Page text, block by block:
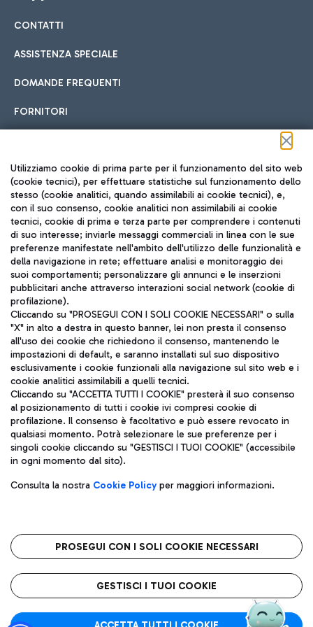
Cucina Internazionale
Fast Food
Pizza
Gelateria
Wine Bar & Sparkling
Hotel in aeroporto
Scegli l'alloggio più adatto e approfitta della vicinanza
all'aeroporto.
Car sharing
Con il Car Sharing è ancora più facile spostarsi
Treno
Raggiungi velocemente l'aeroporto di Fiumicino da Roma
tramite i servizi ferroviari Trenitalia.
Autobus
Scopri le linee di autobus per raggiungere l'aeroporto
Leonardo Da Vinci.
Raggiungi l’aeroporto senza pensieri con il servizio di taxi a
Ristoranti
Scopri la nostra offerta per una pausa gustosa in aeroporto
Mappa Aeroporto Fiumicino
CONTATTI
ASSISTENZA SPECIALE
DOMANDE FREQUENTI
FORNITORI
Seguici sui social
TRAVEL JOURNAL
ITA
Aeroporti di Roma S.p.A. - Società soggetta a direzione e
coordinamento di Mundys S.p.A.
Codice fiscale e Registro delle Imprese di Roma 13032990155 P.
IVA 06572251004
Capitale sociale 62.224.743,00 int. vers.
Sede legale: Via Pier Paolo Racchetti 1 - 00054 Fiumicino (RM)
telefono +39 06 65951
Privacy policy
Note legali
Roma FCO
L'aeroporto stellato
Utilizziamo cookie di prima parte per il funzionamento del sito web
(cookie tecnici), per effettuare statistiche sul funzionamento dello
stesso (cookie analitici, quando assimilabili ai cookie tecnici), e,
con il suo consenso, cookie analitici non assimilabili ai cookie
tecnici, cookie di prima e terza parte per comprendere i contenuti
di suo interesse; inviarle messaggi commerciali in linea con le sue
preferenze manifestate nell'ambito dell'utilizzo delle funzionalità e
della navigazione in rete; effettuare analisi e monitoraggio dei
suoi comportamenti; personalizzare gli annunci e le inserzioni
pubblicitari anche attraverso interazioni social network (cookie di
profilazione).
Cliccando su "PROSEGUI CON I SOLI COOKIE NECESSARI" o sulla
"X" in alto a destra in questo banner, lei non presta il consenso
all'uso dei cookie che richiedono il consenso, mantenendo le
impostazioni di default, e saranno installati sul suo dispositivo
esclusivamente i cookie funzionali alla navigazione sul sito web e i
cookie analitici assimilabili a quelli tecnici.
Cliccando su "ACCETTA TUTTI I COOKIE" presterà il suo consenso
al posizionamento di tutti i cookie ivi compresi cookie di
profilazione. Il consenso è facoltativo e può essere revocato in
qualsiasi momento. Potrà selezionare le sue preferenze per i
singoli cookie cliccando su "GESTISCI I TUOI COOKIE" (accessibile
in ogni momento dal sito).
Consulta la nostra Cookie Policyper maggiori informazioni.
PROSEGUI CON I SOLI COOKIE NECESSARI
GESTISCI I TUOI COOKIE